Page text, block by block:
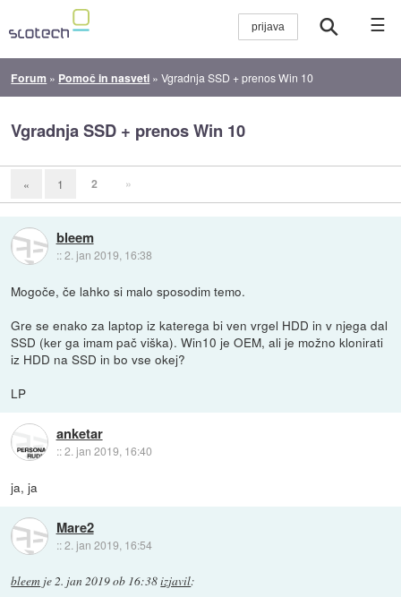
☰
Forum » Pomoč in nasveti »Vgradnja SSD + prenos Win 10
Vgradnja SSD + prenos Win 10
« 1 2 »
bleem
::2. jan 2019, 16:38
Mogoče, če lahko si malo sposodim temo.
Gre se enako za laptop iz katerega bi ven vrgel HDD in v njega dal
SSD (ker ga imam pač viška). Win10 je OEM, ali je možno klonirati
iz HDD na SSD in bo vse okej?
LP
anketar
::2. jan 2019, 16:40
ja, ja
Mare2
::2. jan 2019, 16:54
bleem je2. jan 2019 ob 16:38izjavil: